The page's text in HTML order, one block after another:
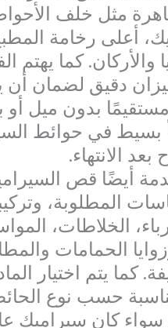
مثل خلف
أعلى رخامة
والأركان. كما يهتم
دقيق لضمان أن
بدون ميل أو
بسيط في حوائط
الانتهاء.
أيضًا قص
المطلوبة،
الخلاطات،
الحمامات
كما يتم اختيار
حسب نوع
سواء كان سيراميك